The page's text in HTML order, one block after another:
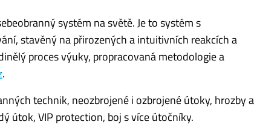
systém na světě. Je to systém s
stavěný na přirozených a intuitivních reakcích a
proces výuky, propracovaná metodologie a
.
technik, neozbrojené i ozbrojené útoky, hrozby a
útok, VIP protection, boj s více útočníky.